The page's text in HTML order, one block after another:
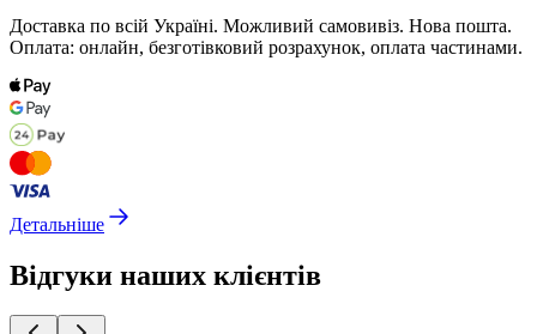
Доставка по всій Україні. Можливий самовивіз. Нова пошта.
Оплата: онлайн, безготівковий розрахунок, оплата частинами.
Детальніше
Відгуки наших клієнтів